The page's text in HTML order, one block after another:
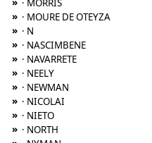
· MORRIS
» · MOURE DE OTEYZA
» · N
» · NASCIMBENE
» · NAVARRETE
» · NEELY
» · NEWMAN
» · NICOLAI
» · NIETO
» · NORTH